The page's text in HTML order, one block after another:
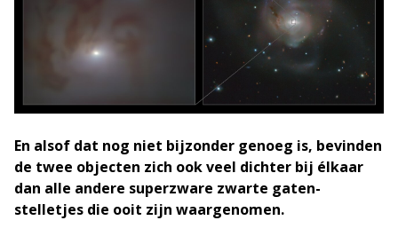
En alsof dat nog niet bijzonder genoeg is, bevinden
de twee objecten zich ook veel dichter bij élkaar
dan alle andere superzware zwarte gaten-
stelletjes die ooit zijn waargenomen.